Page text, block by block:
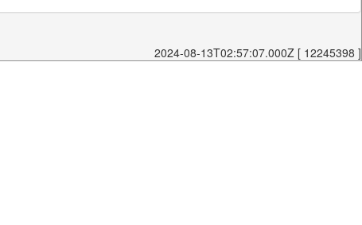
2024-08-13T02:57:07.000Z [ 12245398 ]